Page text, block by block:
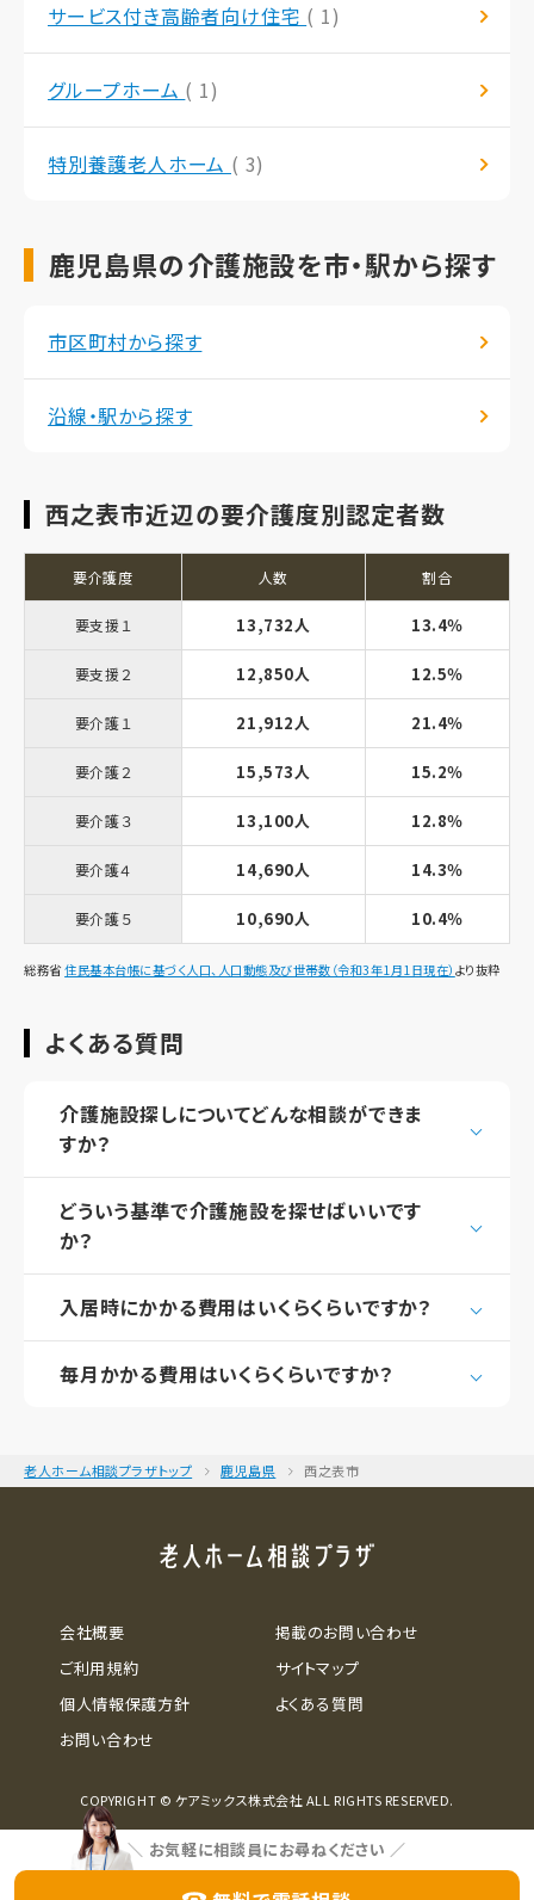
サービス付き高齢者向け住宅 ( 1)
グループホーム ( 1)
特別養護老人ホーム ( 3)
鹿児島県の介護施設を市・駅から探す
市区町村から探す
沿線・駅から探す
西之表市近辺の要介護度別認定者数
要介護度 人数 割合
要支援１ 13,732人 13.4％
要支援２ 12,850人 12.5％
要介護１ 21,912人 21.4％
要介護２ 15,573人 15.2％
要介護３ 13,100人 12.8％
要介護４ 14,690人 14.3％
要介護５ 10,690人 10.4％
総務省住民基本台帳に基づく人口、人口動態及び世帯数（令和3年1月1日現在） より抜粋
よくある質問
介護施設探しについてどんな相談ができま
すか？
どういう基準で介護施設を探せばいいです
か？
入居時にかかる費用はいくらくらいですか？
毎月かかる費用はいくらくらいですか？
老人ホーム相談プラザトップ 鹿児島県 西之表市
＼ お気軽に相談員にお尋ねください ／
会社概要
ご利用規約
個人情報保護方針
お問い合わせ
掲載のお問い合わせ
サイトマップ
よくある質問
COPYRIGHT © ケアミックス株式会社 ALL RIGHTS RESERVED.